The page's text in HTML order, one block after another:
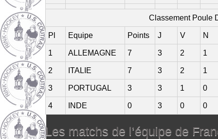
Classement Poule
Pl Equipe Points J V N
1 ALLEMAGNE 7 3 2 1
2 ITALIE 7 3 2 1
3 PORTUGAL 3 3 1 0
4 INDE 0 3 0 0
Les matchs de l’équipe de